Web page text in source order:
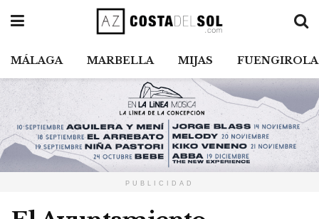
MÁLAGA MARBELLA MIJAS FUENGIROLA
PUBLICIDAD